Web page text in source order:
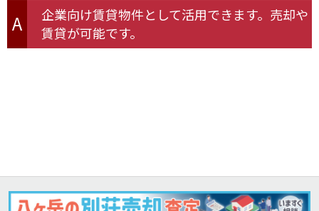
A
企業向け賃貸物件として活用できます。売却や
賃貸が可能です。